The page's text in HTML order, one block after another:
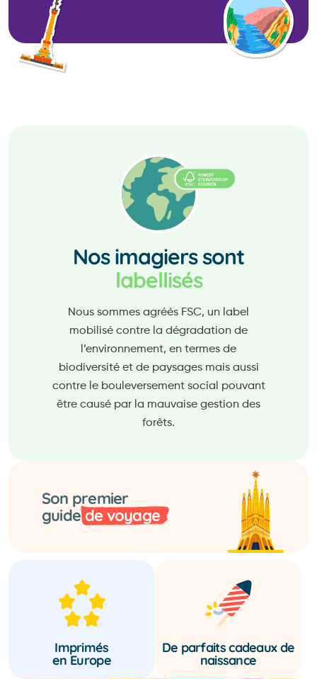
Nos imagiers sont
labellisés
Nous sommes agréés FSC, un label
mobilisé contre la dégradation de
l’environnement, en termes de
biodiversité et de paysages mais aussi
contre le bouleversement social pouvant
être causé par la mauvaise gestion des
forêts.
Son premier
guide de voyage
Imprimés
en Europe
De parfaits cadeaux de
naissance